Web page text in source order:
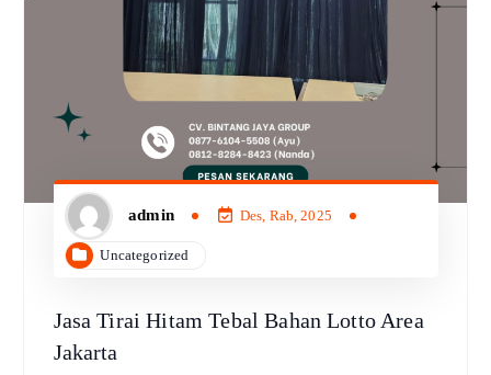
admin Des, Rab, 2025
Uncategorized
Jasa Tirai Hitam Tebal Bahan Lotto Area
Jakarta